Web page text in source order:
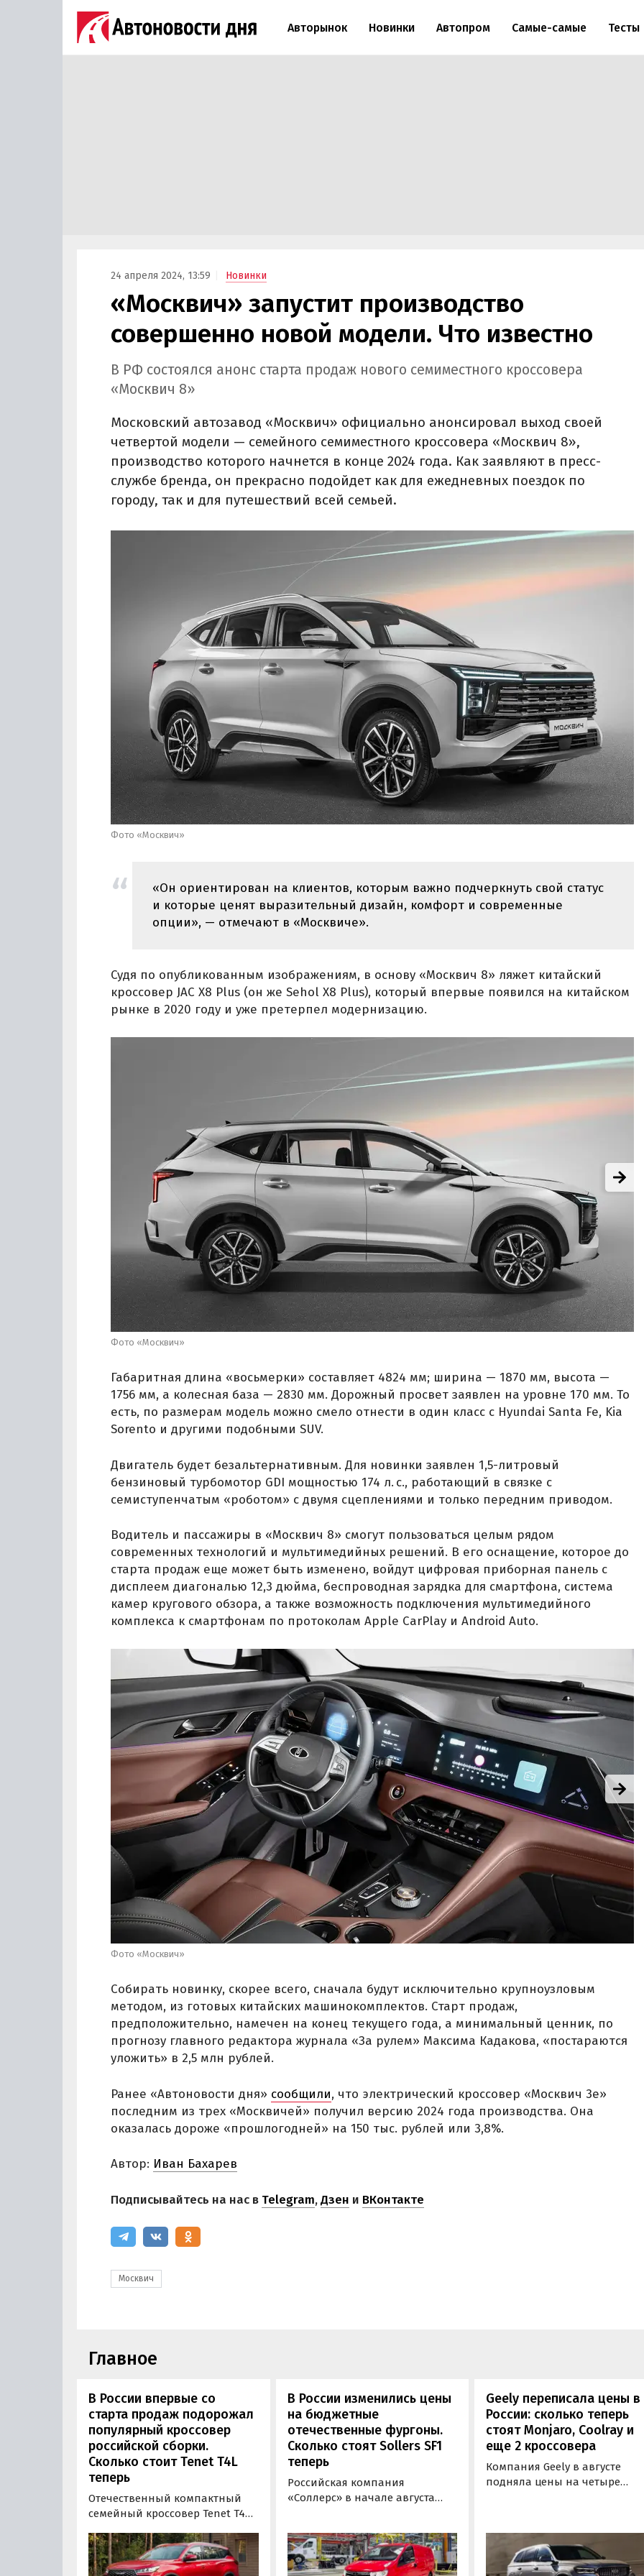
Авторынок Новинки Автопром Самые-самые Тесты
24 апреля 2024, 13:59 Новинки
«Москвич» запустит производство
совершенно новой модели. Что известно
В РФ состоялся анонс старта продаж нового семиместного кроссовера
«Москвич 8»
Московский автозавод «Москвич» официально анонсировал выход своей
четвертой модели — семейного семиместного кроссовера «Москвич 8»,
производство которого начнется в конце 2024 года. Как заявляют в пресс-
службе бренда, он прекрасно подойдет как для ежедневных поездок по
городу, так и для путешествий всей семьей.
Фото «Москвич»
«Он ориентирован на клиентов, которым важно подчеркнуть свой статус
и которые ценят выразительный дизайн, комфорт и современные
опции», — отмечают в «Москвиче».
Судя по опубликованным изображениям, в основу «Москвич 8» ляжет китайский
кроссовер JAC X8 Plus (он же Sehol X8 Plus), который впервые появился на китайском
рынке в 2020 году и уже претерпел модернизацию.
Фото «Москвич»
Габаритная длина «восьмерки» составляет 4824 мм; ширина — 1870 мм, высота —
1756 мм, а колесная база — 2830 мм. Дорожный просвет заявлен на уровне 170 мм. То
есть, по размерам модель можно смело отнести в один класс с Hyundai Santa Fe, Kia
Sorento и другими подобными SUV.
Двигатель будет безальтернативным. Для новинки заявлен 1,5-литровый
бензиновый турбомотор GDI мощностью 174 л. с., работающий в связке с
семиступенчатым «роботом» с двумя сцеплениями и только передним приводом.
Водитель и пассажиры в «Москвич 8» смогут пользоваться целым рядом
современных технологий и мультимедийных решений. В его оснащение, которое до
старта продаж еще может быть изменено, войдут цифровая приборная панель с
дисплеем диагональю 12,3 дюйма, беспроводная зарядка для смартфона, система
камер кругового обзора, а также возможность подключения мультимедийного
комплекса к смартфонам по протоколам Apple CarPlay и Android Auto.
Фото «Москвич»
Собирать новинку, скорее всего, сначала будут исключительно крупноузловым
методом, из готовых китайских машинокомплектов. Старт продаж,
предположительно, намечен на конец текущего года, а минимальный ценник, по
прогнозу главного редактора журнала «За рулем» Максима Кадакова, «постараются
уложить» в 2,5 млн рублей.
Ранее «Автоновости дня» сообщили, что электрический кроссовер «Москвич 3е»
последним из трех «Москвичей» получил версию 2024 года производства. Она
оказалась дороже «прошлогодней» на 150 тыс. рублей или 3,8%.
Автор: Иван Бахарев
Подписывайтесь на нас в Telegram,Дзен и ВКонтакте
Москвич
Главное
В России впервые со
старта продаж подорожал
популярный кроссовер
российской сборки.
Сколько стоит Tenet T4L
теперь
Отечественный компактный
семейный кроссовер Tenet T4L
На эту сумму выросла цена его
базовой комплектации, в то
В России изменились цены
на бюджетные
отечественные фургоны.
Сколько стоят Sollers SF1
теперь
Российская компания
«Соллерс» в начале августа
грузопассажирский фургоны
Sollers SF1 на 100 тыс. рублей
(+3,9-4,7%). Об этом
Geely переписала цены в
России: сколько теперь
стоят Monjaro, Coolray и
еще 2 кроссовера
Компания Geely в августе
подняла цены на четыре
Okavango, а также компактные
Coolray и Cityray во всех
комплектациях подорожали